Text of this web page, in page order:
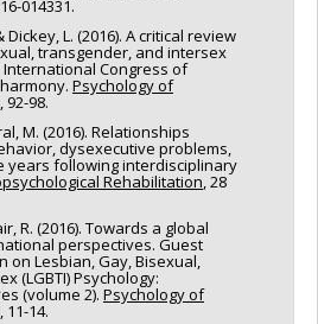
014331.
Dickey, L. (2016). A critical review
transgender, and intersex
International Congress of
Psychology of
92-98.
M. (2016). Relationships
dysexecutive problems,
years following interdisciplinary
Rehabilitation, 28
R. (2016). Towards a global
perspectives. Guest
on Lesbian, Gay, Bisexual,
(LGBTI) Psychology:
(volume 2). Psychology of
, 11-14.